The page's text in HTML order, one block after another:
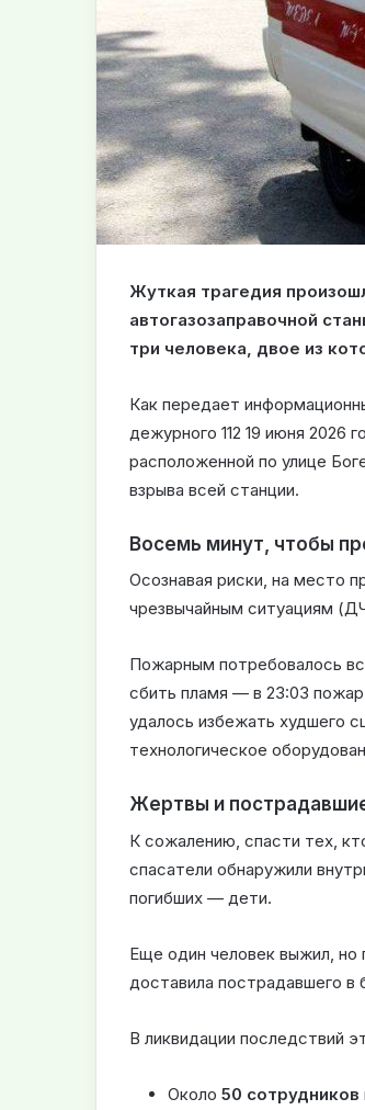
Жуткая трагедия
автогазозаправочной
три человека, двое из
Как передает
дежурного 112 19 июня 2026
расположенной по улице
взрыва всей станции.
Восемь минут, чтобы
Осознавая риски, на место
чрезвычайным ситуациям
Пожарным потребовалось
сбить пламя — в 23:03 пожар
удалось избежать худшего
технологическое
Жертвы и
К сожалению, спасти тех,
спасатели обнаружили
погибших — дети.
Еще один человек выжил, но
доставила пострадавшего в
В ликвидации последствий
Около 50 сотрудников